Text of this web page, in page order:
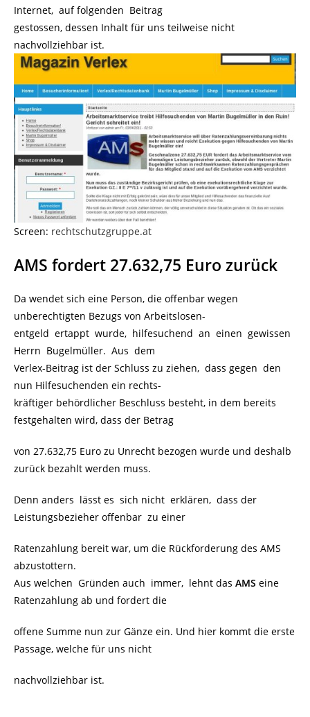
Internet, auf folgenden Beitrag
gestossen, dessen Inhalt für uns teilweise nicht
nachvollziehbar ist.
Screen: rechtschutzgruppe.at
AMS fordert 27.632,75 Euro zurück
Da wendet sich eine Person, die offenbar wegen
unberechtigten Bezugs von Arbeitslosen-
entgeld ertappt wurde, hilfesuchend an einen gewissen
Herrn Bugelmüller. Aus dem
Verlex-Beitrag ist der Schluss zu ziehen, dass gegen den
nun Hilfesuchenden ein rechts-
kräftiger behördlicher Beschluss besteht, in dem bereits
festgehalten wird, dass der Betrag
von 27.632,75 Euro zu Unrecht bezogen wurde und deshalb
zurück bezahlt werden muss.
Denn anders lässt es sich nicht erklären, dass der
Leistungsbezieher offenbar zu einer
Ratenzahlung bereit war, um die Rückforderung des AMS
abzustottern.
Aus welchen Gründen auch immer, lehnt das AMS eine
Ratenzahlung ab und fordert die
offene Summe nun zur Gänze ein. Und hier kommt die erste
Passage, welche für uns nicht
nachvollziehbar ist.